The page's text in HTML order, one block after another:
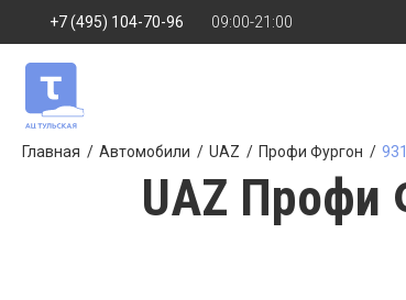
+7 (495) 104-70-96 09:00-21:00
Главная Автомобили UAZ Профи Фургон
UAZ Профи